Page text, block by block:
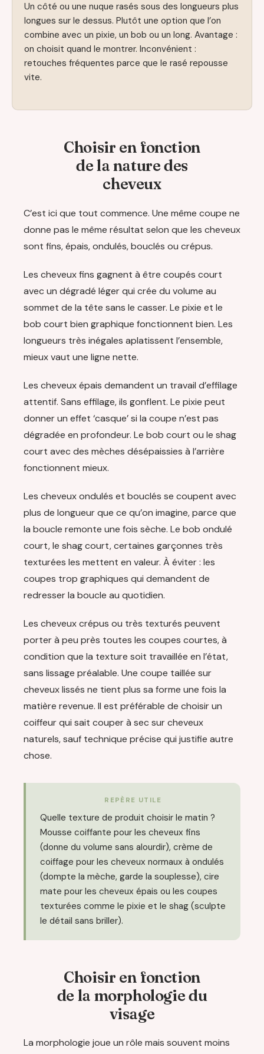
Un côté ou une nuque rasés sous des longueurs plus
longues sur le dessus. Plutôt une option que l’on
combine avec un pixie, un bob ou un long. Avantage :
on choisit quand le montrer. Inconvénient :
retouches fréquentes parce que le rasé repousse
vite.
Choisir en fonction
de la nature des
cheveux
C’est ici que tout commence. Une même coupe ne
donne pas le même résultat selon que les cheveux
sont fins, épais, ondulés, bouclés ou crépus.
Les cheveux fins gagnent à être coupés court
avec un dégradé léger qui crée du volume au
sommet de la tête sans le casser. Le pixie et le
bob court bien graphique fonctionnent bien. Les
longueurs très inégales aplatissent l’ensemble,
mieux vaut une ligne nette.
Les cheveux épais demandent un travail d’effilage
attentif. Sans effilage, ils gonflent. Le pixie peut
donner un effet ‘casque’ si la coupe n’est pas
dégradée en profondeur. Le bob court ou le shag
court avec des mèches désépaissies à l’arrière
fonctionnent mieux.
Les cheveux ondulés et bouclés se coupent avec
plus de longueur que ce qu’on imagine, parce que
la boucle remonte une fois sèche. Le bob ondulé
court, le shag court, certaines garçonnes très
texturées les mettent en valeur. À éviter : les
coupes trop graphiques qui demandent de
redresser la boucle au quotidien.
Les cheveux crépus ou très texturés peuvent
porter à peu près toutes les coupes courtes, à
condition que la texture soit travaillée en l’état,
sans lissage préalable. Une coupe taillée sur
cheveux lissés ne tient plus sa forme une fois la
matière revenue. Il est préférable de choisir un
coiffeur qui sait couper à sec sur cheveux
naturels, sauf technique précise qui justifie autre
chose.
REPÈRE UTILE
Quelle texture de produit choisir le matin ?
Mousse coiffante pour les cheveux fins
(donne du volume sans alourdir), crème de
coiffage pour les cheveux normaux à ondulés
(dompte la mèche, garde la souplesse), cire
mate pour les cheveux épais ou les coupes
texturées comme le pixie et le shag (sculpte
le détail sans briller).
Choisir en fonction
de la morphologie du
visage
La morphologie joue un rôle mais souvent moins